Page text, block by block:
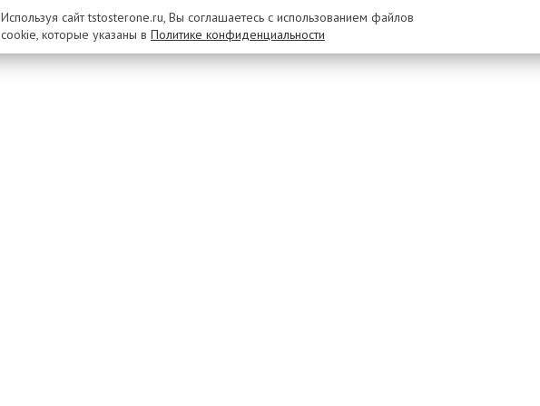
Используя сайт tstosterone.ru, Вы соглашаетесь с использованием файлов
cookie, которые указаны в Политике конфиденциальности